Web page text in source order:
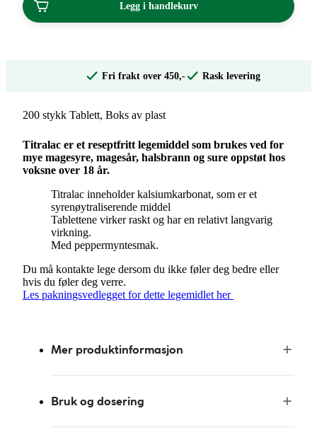
Legg i handlekurv
Fri frakt over 450,- Rask levering
200 stykk Tablett, Boks av plast
Titralac er et reseptfritt legemiddel som brukes ved for
mye magesyre, magesår, halsbrann og sure oppstøt hos
voksne over 18 år.
Titralac inneholder kalsiumkarbonat, som er et
syrenøytraliserende middel
Tablettene virker raskt og har en relativt langvarig
virkning.
Med peppermyntesmak.
Du må kontakte lege dersom du ikke føler deg bedre eller
hvis du føler deg verre.
Les pakningsvedlegget for dette legemidlet her
Mer produktinformasjon
Bruk og dosering